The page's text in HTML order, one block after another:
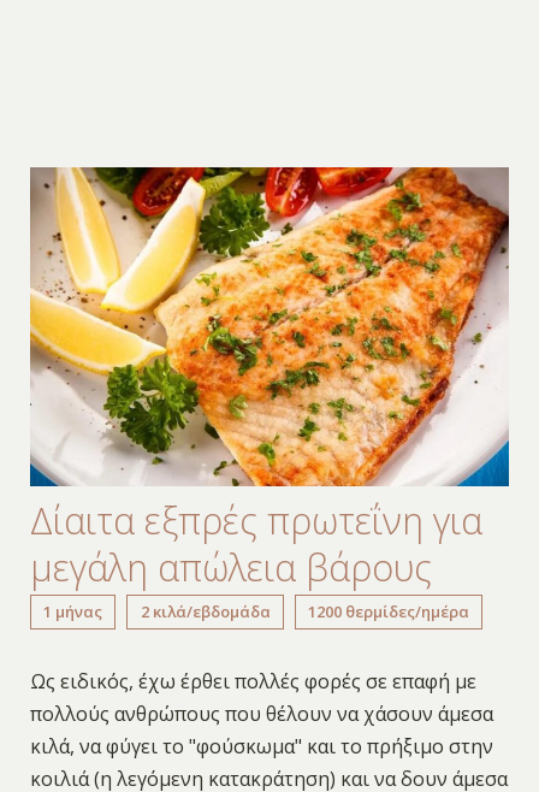
Δίαιτα εξπρές πρωτεΐνη για
μεγάλη απώλεια βάρους
1 μήνας 2 κιλά/εβδομάδα 1200 θερμίδες/ημέρα
Ως ειδικός, έχω έρθει πολλές φορές σε επαφή με
πολλούς ανθρώπους που θέλουν να χάσουν άμεσα
κιλά, να φύγει το "φούσκωμα" και το πρήξιμο στην
κοιλιά (η λεγόμενη κατακράτηση) και να δουν άμεσα